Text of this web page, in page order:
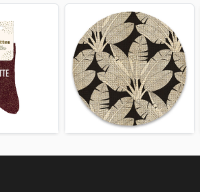
* L’abus d’alcool est dangereux pour
la santé, à consommer avec
Previous Next